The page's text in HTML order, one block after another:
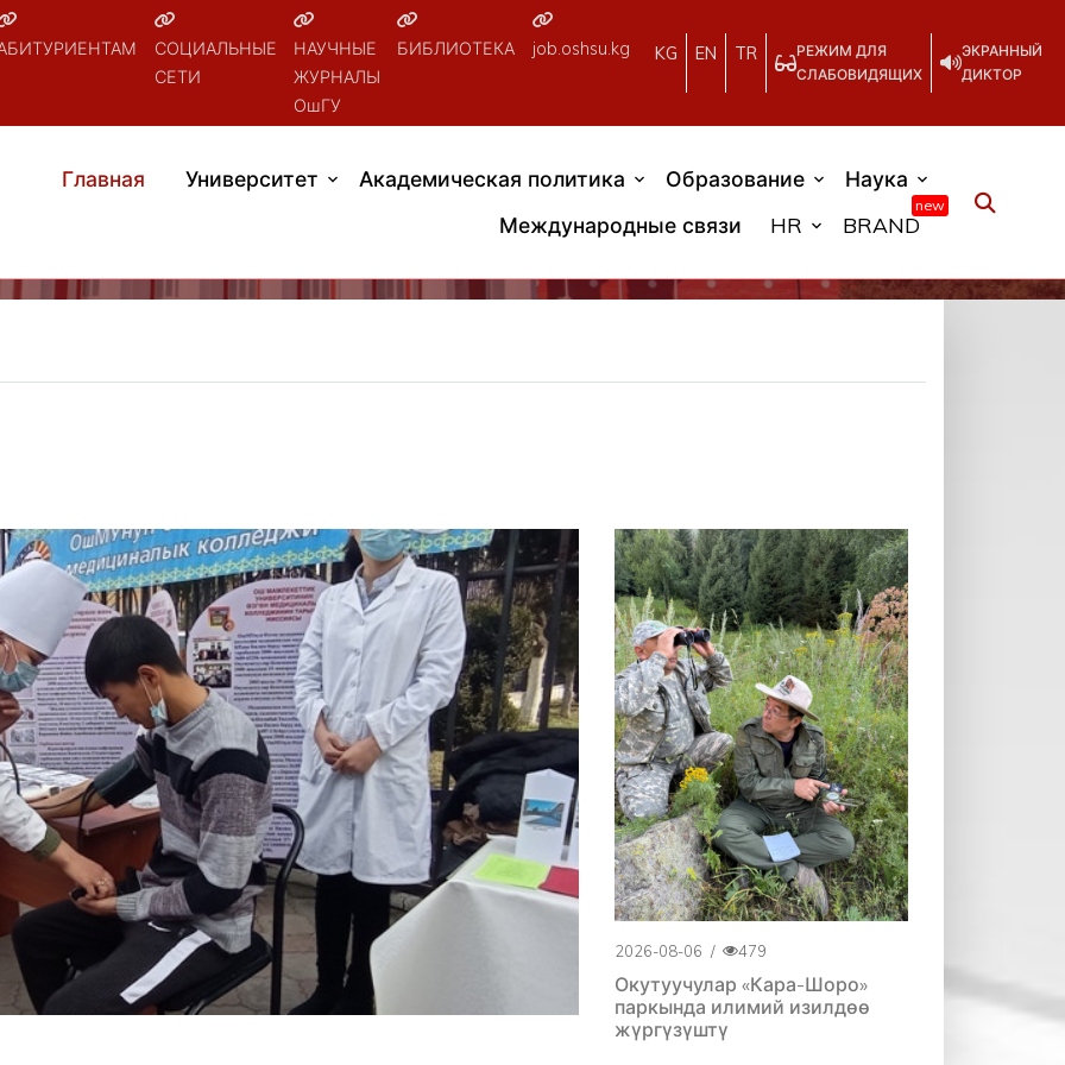
СОЦИАЛЬНЫЕ
СЕТИ
НАУЧНЫЕ
ЖУРНАЛЫ
ОшГУ
БИБЛИОТЕКА job.oshsu.kg KG EN TR
РЕЖИМ ДЛЯ
СЛАБОВИДЯЩИХ
ЭКРАННЫЙ
ДИКТОР
Главная Университет Академическая политика Образование
Наука
Международные связи
HR BRAND
new
2026-08-06 / 479
Окутуучулар «Кара-Шоро»
паркында илимий изилдөө
жүргүзүштү